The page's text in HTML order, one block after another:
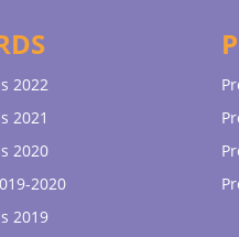
2022
2021
2020
2020
2019